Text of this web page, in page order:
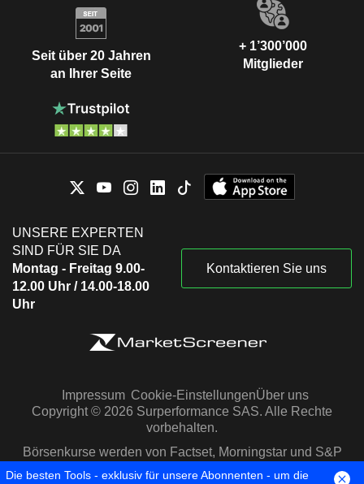
Seit über 20 Jahren
an Ihrer Seite
+ 1’300’000
Mitglieder
UNSERE EXPERTEN
SIND FÜR SIE DA
Montag - Freitag 9.00-
12.00 Uhr / 14.00-18.00
Uhr
Kontaktieren Sie uns
Impressum Cookie-EinstellungenÜber uns
Copyright © 2026 Surperformance SAS. Alle Rechte
vorbehalten.
Börsenkurse werden von Factset, Morningstar und S&P
Capital IQ zur Verfügung gestellt
Die besten Tools - exklusiv für unsere Abonnenten - um die